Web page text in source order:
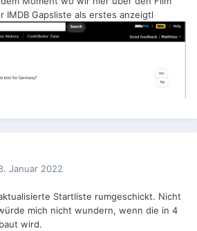
IMDB Gapsliste als erstes anzeigtl
Januar 2022
Startliste rumgeschickt. Nicht
mich nicht wundern, wenn die in 4
wird.